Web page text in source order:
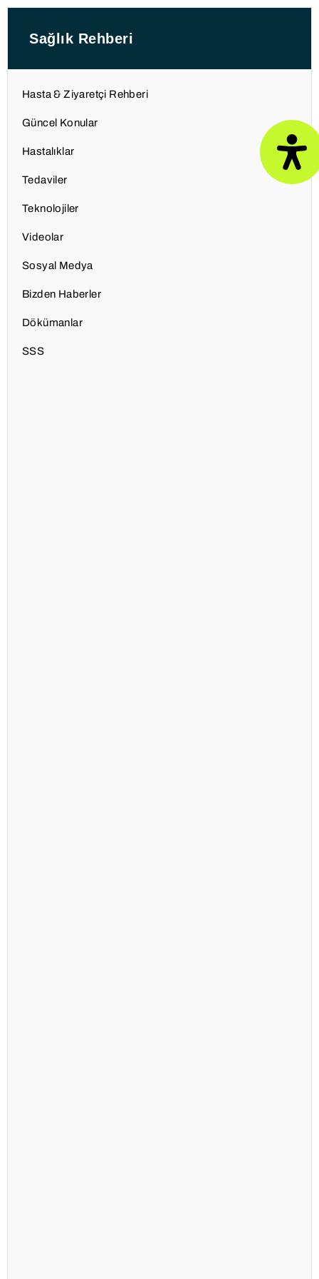
Sağlık Rehberi
Hasta & Ziyaretçi Rehberi
Güncel Konular
Hastalıklar
Tedaviler
Teknolojiler
Videolar
Sosyal Medya
Bizden Haberler
Dökümanlar
SSS